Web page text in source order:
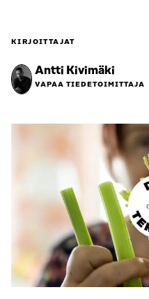
KIRJOITTAJAT
Antti Kivimäki
VAPAA TIEDETOIMITTAJA